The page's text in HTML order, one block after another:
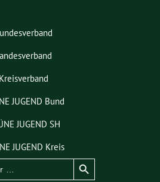
Kreisverband
JUGEND Bund
JUGEND SH
JUGEND Kreis
Search Button